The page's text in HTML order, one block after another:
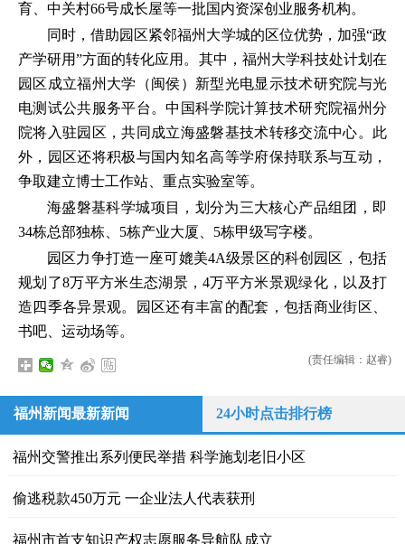
育、中关村66号成长屋等一批国内资深创业服务机构。
同时，借助园区紧邻福州大学城的区位优势，加强“政
产学研用”方面的转化应用。其中，福州大学科技处计划在
园区成立福州大学（闽侯）新型光电显示技术研究院与光
电测试公共服务平台。中国科学院计算技术研究院福州分
院将入驻园区，共同成立海盛磐基技术转移交流中心。此
外，园区还将积极与国内知名高等学府保持联系与互动，
争取建立博士工作站、重点实验室等。
海盛磐基科学城项目，划分为三大核心产品组团，即
34栋总部独栋、5栋产业大厦、5栋甲级写字楼。
园区力争打造一座可媲美4A级景区的科创园区，包括
规划了8万平方米生态湖景，4万平方米景观绿化，以及打
造四季各异景观。园区还有丰富的配套，包括商业街区、
书吧、运动场等。
(责任编辑：赵睿)
福州新闻最新新闻 24小时点击排行榜
福州交警推出系列便民举措 科学施划老旧小区
偷逃税款450万元 一企业法人代表获刑
福州市首支知识产权志愿服务导航队成立